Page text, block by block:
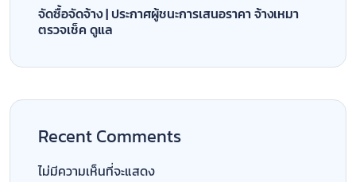
จัดซื้อจัดจ้าง | ประกาศผู้ชนะการเสนอราคา จ้างเหมา
ตรวจเช็ค ดูแล
Recent Comments
ไม่มีความเห็นที่จะแสดง